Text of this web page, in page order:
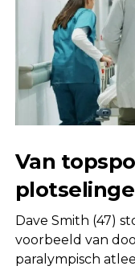
Van
Dave Smith (47)
voorbeeld van
paralympisch